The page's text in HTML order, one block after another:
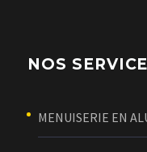
NOS
MENUISERIE EN